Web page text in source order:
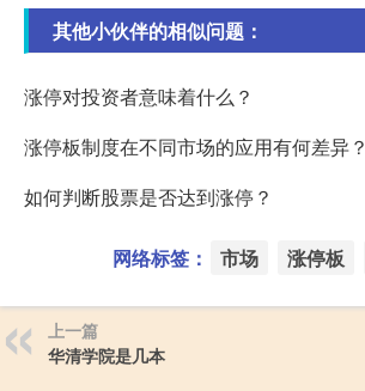
其他小伙伴的相似问题：
涨停对投资者意味着什么？
涨停板制度在不同市场的应用有何差异？
如何判断股票是否达到涨停？
网络标签： 市场 涨停板
上一篇
华清学院是几本